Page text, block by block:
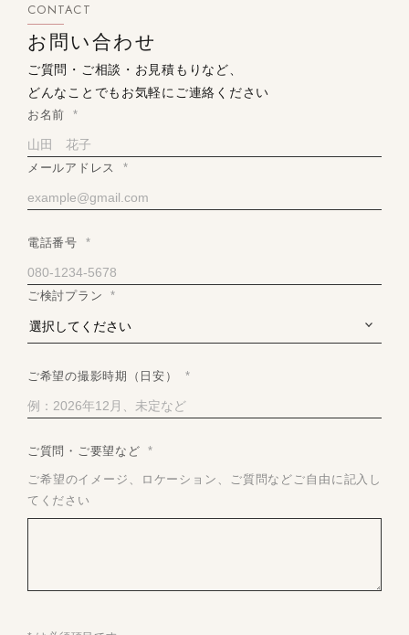
CONTACT
お問い合わせ
ご質問・ご相談・お見積もりなど、
どんなことでもお気軽にご連絡ください
お名前 *
メールアドレス *
電話番号 *
ご検討プラン *
ご希望の撮影時期（日安） *
ご質問・ご要望など *
ご希望のイメージ、ロケーション、ご質問などご自由に記入し
てください